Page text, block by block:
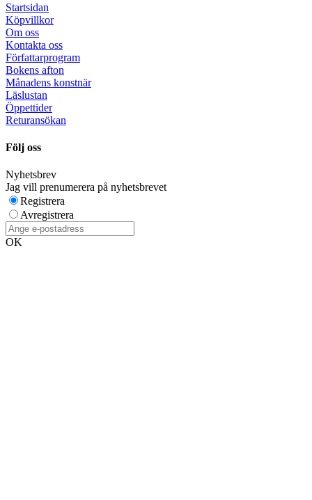
Startsidan
Köpvillkor
Om oss
Kontakta oss
Författarprogram
Bokens afton
Månadens konstnär
Läslustan
Öppettider
Returansökan
Följ oss
Nyhetsbrev
Jag vill prenumerera på nyhetsbrevet
Registrera
Avregistrera
OK